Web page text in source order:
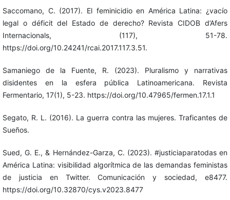
Saccomano, C. (2017). El feminicidio en América Latina: ¿vacío
legal o déficit del Estado de derecho? Revista CIDOB d’Afers
Internacionals, (117), 51-78.
https://doi.org/10.24241/rcai.2017.117.3.51.
Samaniego de la Fuente, R. (2023). Pluralismo y narrativas
disidentes en la esfera pública Latinoamericana. Revista
Fermentario, 17(1), 5-23. https://doi.org/10.47965/fermen.17.1.1
Segato, R. L. (2016). La guerra contra las mujeres. Traficantes de
Sueños.
Sued, G. E., & Hernández-Garza, C. (2023). #justiciaparatodas en
América Latina: visibilidad algorítmica de las demandas feministas
de justicia en Twitter. Comunicación y sociedad, e8477.
https://doi.org/10.32870/cys.v2023.8477